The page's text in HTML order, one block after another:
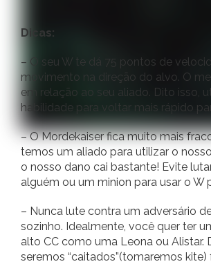
Dicas:
– O seu W te dá 75 pontos de
movimento na direção do alvo. O
em relação ao seu aliado. Dito isso,
habilidade para voltar mais rápido
– O Mordekaiser fica muito mais
temos um aliado para utilizar o
o nosso dano cai bastante! Evite
alguém ou um minion para usar o W
– Nunca lute contra um adversário
sozinho. Idealmente, você quer ter
alto CC como uma Leona ou Alistar.
seremos “caitados”(tomaremos kite)